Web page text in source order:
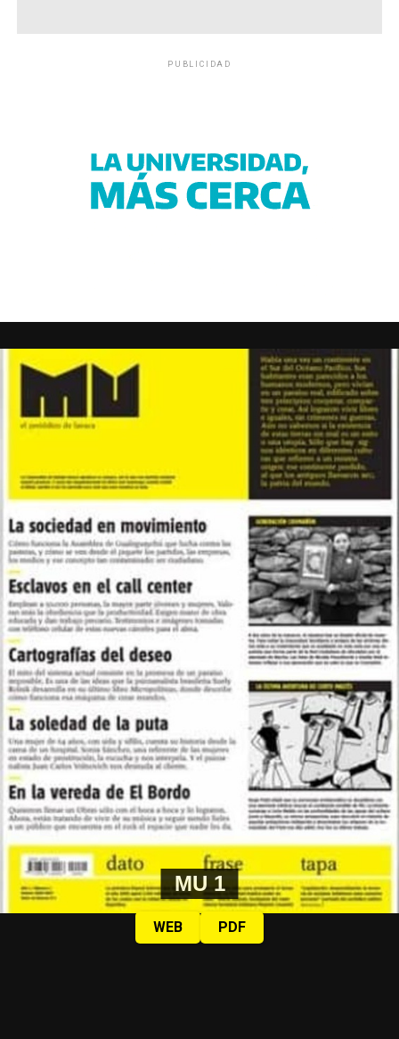
PUBLICIDAD
MU 1
WEB PDF